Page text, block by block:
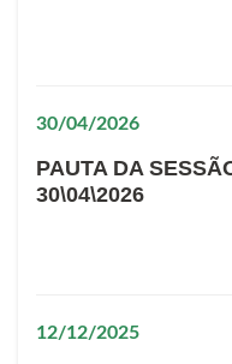
30/04/2026
PAUTA DA
30\04\2026
12/12/2025